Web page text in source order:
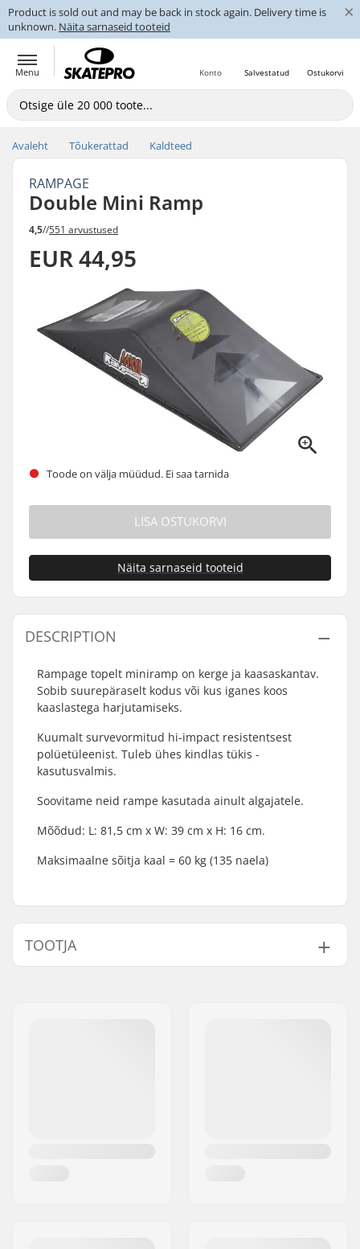
Product is sold out and may be back in stock again. Delivery time is
unknown. Näita sarnaseid tooteid
×
Menu Ostukorvi
Salvestatud
Konto
Avaleht Tõukerattad Kaldteed
RAMPAGE
Double Mini Ramp
4,5//551 arvustused
EUR 44,95
Toode on välja müüdud. Ei saa tarnida
LISA OSTUKORVI
Näita sarnaseid tooteid
DESCRIPTION
Rampage topelt miniramp on kerge ja kaasaskantav.
Sobib suurepäraselt kodus või kus iganes koos
kaaslastega harjutamiseks.
Kuumalt survevormitud hi-impact resistentsest
polüetüleenist. Tuleb ühes kindlas tükis -
kasutusvalmis.
Soovitame neid rampe kasutada ainult algajatele.
Mõõdud: L: 81,5 cm x W: 39 cm x H: 16 cm.
Maksimaalne sõitja kaal = 60 kg (135 naela)
TOOTJA